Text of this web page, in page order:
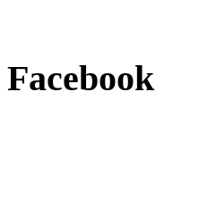
Facebook